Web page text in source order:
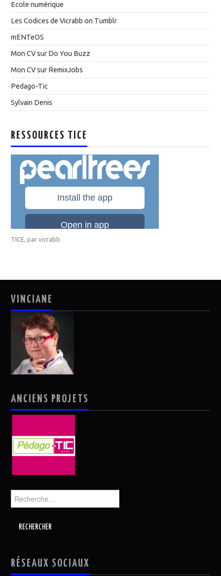
Ecole numérique
Les Codices de Vicrabb on Tumblr
mENTeOS
Mon CV sur Do You Buzz
Mon CV sur RemixJobs
Pedago-Tic
Sylvain Denis
RESSOURCES TICE
TICE, parvicrabb
VINCIANE
ANCIENS PROJETS
Rechercher :
RÉSEAUX SOCIAUX